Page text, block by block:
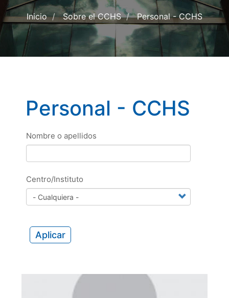
Inicio Sobre el CCHS Personal - CCHS
Personal - CCHS
Nombre o apellidos
Centro/Instituto
Aplicar